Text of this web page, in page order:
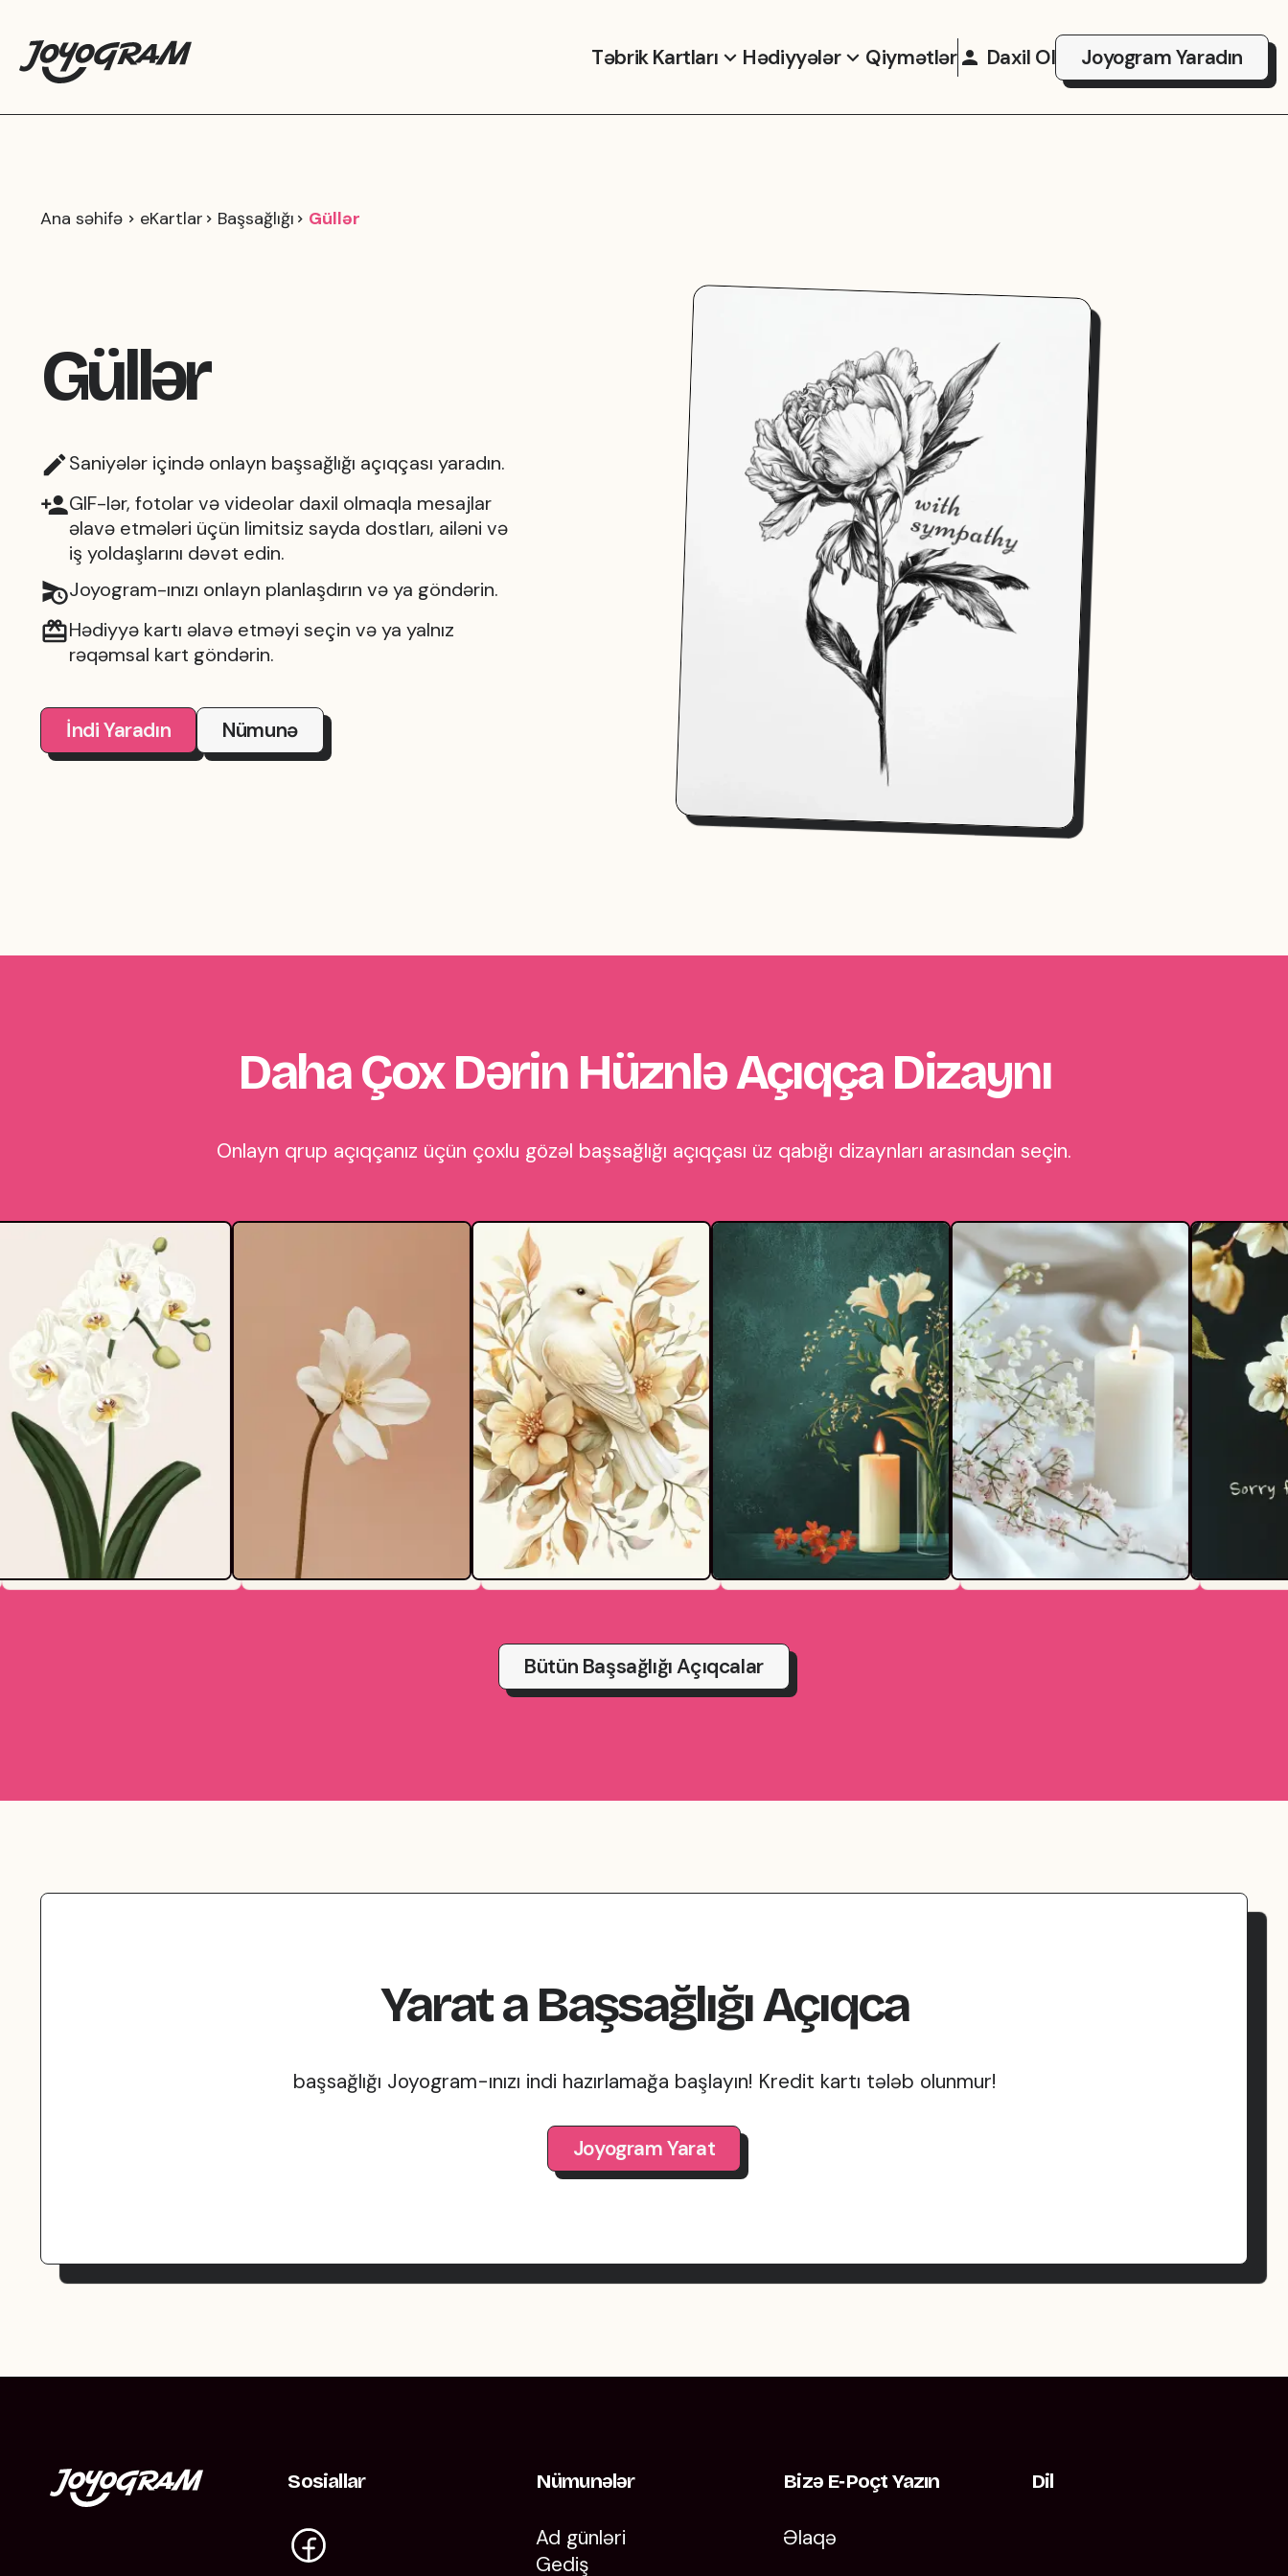
Təbrik Kartları Hədiyyələr Qiymətlər Daxil Ol Joyogram Yaradın
Ana səhifə eKartlar Başsağlığı Güllər
Güllər
Saniyələr içində onlayn başsağlığı açıqçası yaradın.
GIF-lər, fotolar və videolar daxil olmaqla mesajlar
əlavə etmələri üçün limitsiz sayda dostları, ailəni və
iş yoldaşlarını dəvət edin.
Joyogram-ınızı onlayn planlaşdırın və ya göndərin.
Hədiyyə kartı əlavə etməyi seçin və ya yalnız
rəqəmsal kart göndərin.
İndi Yaradın Nümunə
Daha Çox Dərin Hüznlə Açıqça Dizaynı
Onlayn qrup açıqçanız üçün çoxlu gözəl başsağlığı açıqçası üz qabığı dizaynları arasından seçin.
Bütün Başsağlığı Açıqcalar
Yarata BaşsağlığıAçıqca
başsağlığı Joyogram-ınızı indi hazırlamağa başlayın! Kredit kartı tələb olunmur!
Joyogram Yarat
Sosiallar Nümunələr
Ad günləri
Gediş
Bizə E‑poçt Yazın
Əlaqə
Dil